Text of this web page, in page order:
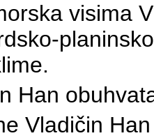
visima
Han
Vladičin